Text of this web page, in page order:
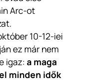
Arc-ot
10-12-iei
ez már nem
igaz: a maga
minden idők